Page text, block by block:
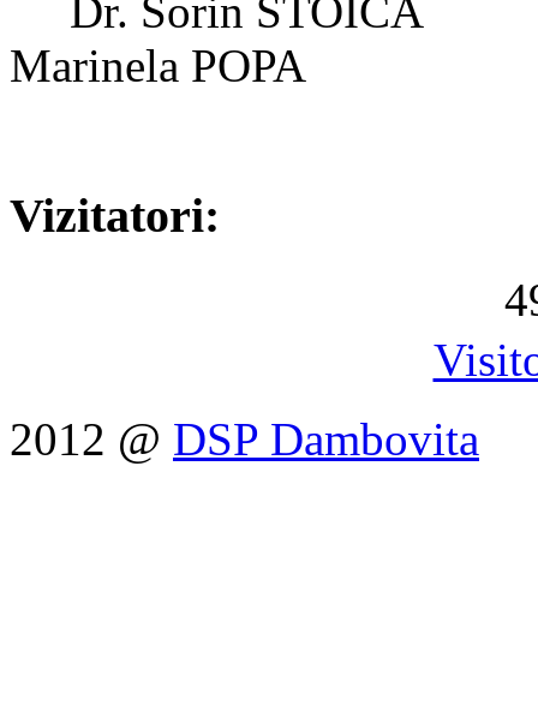
Dr. Sorin
Marinela POPA
Vizitatori:
4
2012 @ DSP Dambovita